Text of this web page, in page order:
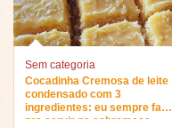
Sem categoria
Cocadinha Cremosa de leite
condensado com 3
ingredientes: eu sempre faço
pra servir na sobremesa…